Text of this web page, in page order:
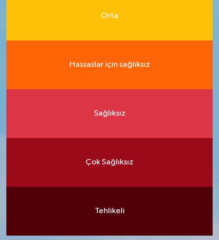
Orta
Hassaslar için sağlıksız
Sağlıksız
Çok Sağlıksız
Tehlikeli